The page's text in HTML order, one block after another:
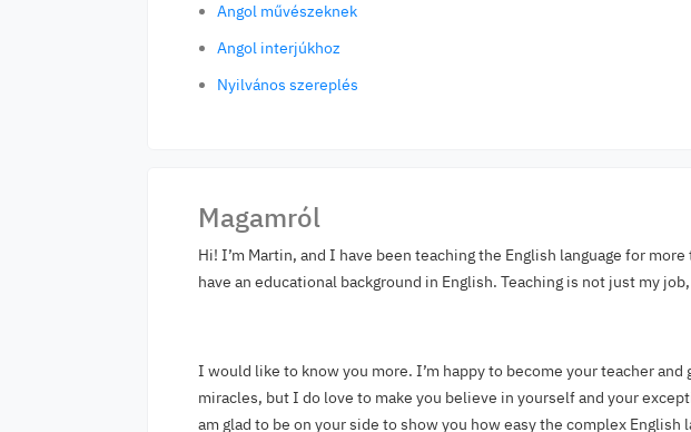
Angol művészeknek
Angol interjúkhoz
Nyilvános szereplés
Magamról
Hi! I’m Martin, and I have been teaching the English language for
have an educational background in English. Teaching is not just my
I would like to know you more. I’m happy to become your teacher
miracles, but I do love to make you believe in yourself and your
am glad to be on your side to show you how easy the complex English